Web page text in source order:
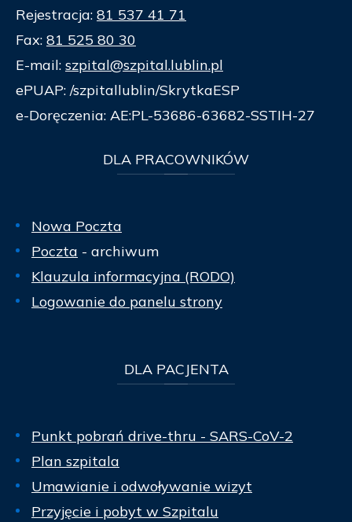
Rejestracja: 81 537 41 71
Fax: 81 525 80 30
E-mail: szpital@szpital.lublin.pl
ePUAP: /szpitallublin/SkrytkaESP
e-Doręczenia: AE:PL-53686-63682-SSTIH-27
DLA PRACOWNIKÓW
Nowa Poczta
Poczta - archiwum
Klauzula informacyjna (RODO)
Logowanie do panelu strony
DLAPACJENTA
Punkt pobrań drive-thru - SARS-CoV-2
Plan szpitala
Umawianie i odwoływanie wizyt
Przyjęcie i pobyt w Szpitalu